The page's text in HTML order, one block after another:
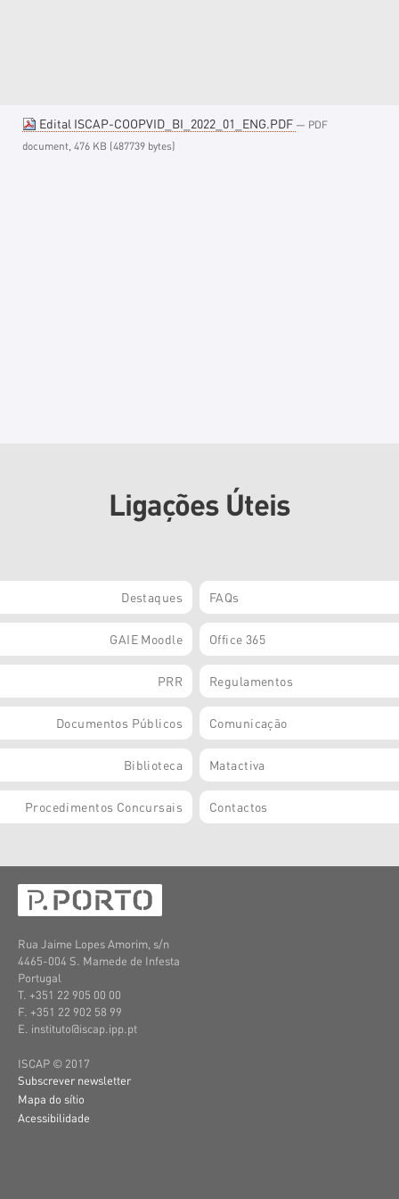
Edital ISCAP-COOPVID_BI_2022_01_ENG.PDF — PDF
document, 476 KB (487739 bytes)
Ligações Úteis
Destaques FAQs
GAIE Moodle Office 365
PRR Regulamentos
Documentos Públicos Comunicação
Biblioteca Matactiva
Procedimentos Concursais Contactos
Rua Jaime Lopes Amorim, s/n
4465-004 S. Mamede de Infesta
Portugal
T. +351 22 905 00 00
F. +351 22 902 58 99
E. instituto@iscap.ipp.pt
ISCAP © 2017
Subscrever newsletter
Mapa do sítio
Acessibilidade